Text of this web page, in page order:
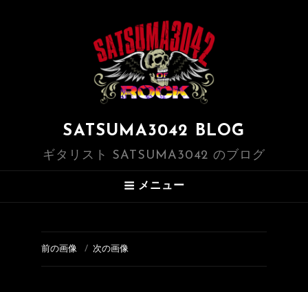
SATSUMA3042 BLOG
ギタリスト SATSUMA3042 のブログ
メニュー
前の画像 次の画像